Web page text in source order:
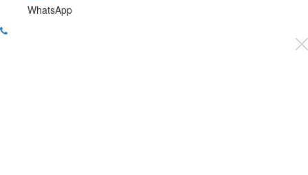
WhatsApp